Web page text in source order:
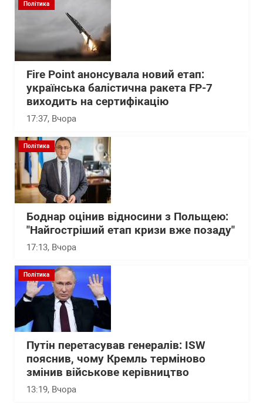
Політика
Fire Point анонсувала новий етап:
українська балістична ракета FP-7
виходить на сертифікацію
17:37, Вчора
Політика
Боднар оцінив відносини з Польщею:
"Найгостріший етап кризи вже позаду"
17:13, Вчора
Політика
Путін перетасував генералів: ISW
пояснив, чому Кремль терміново
змінив військове керівництво
13:19, Вчора